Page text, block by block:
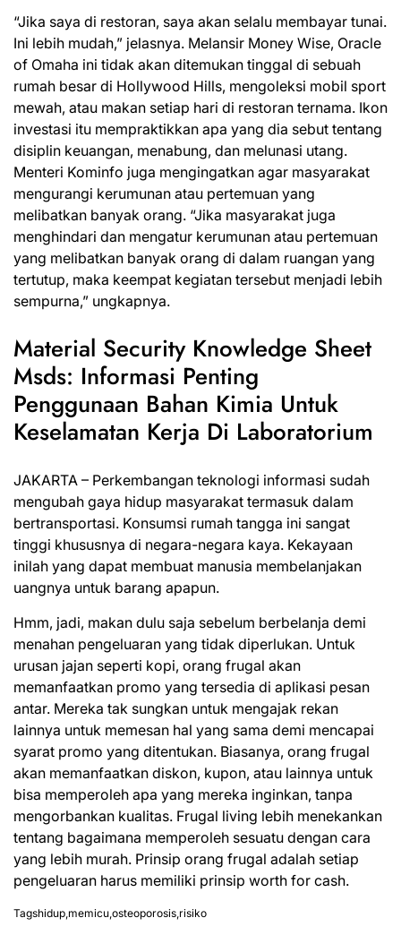
“Jika saya di restoran, saya akan selalu membayar tunai.
Ini lebih mudah,” jelasnya. Melansir Money Wise, Oracle
of Omaha ini tidak akan ditemukan tinggal di sebuah
rumah besar di Hollywood Hills, mengoleksi mobil sport
mewah, atau makan setiap hari di restoran ternama. Ikon
investasi itu mempraktikkan apa yang dia sebut tentang
disiplin keuangan, menabung, dan melunasi utang.
Menteri Kominfo juga mengingatkan agar masyarakat
mengurangi kerumunan atau pertemuan yang
melibatkan banyak orang. “Jika masyarakat juga
menghindari dan mengatur kerumunan atau pertemuan
yang melibatkan banyak orang di dalam ruangan yang
tertutup, maka keempat kegiatan tersebut menjadi lebih
sempurna,” ungkapnya.
Material Security Knowledge Sheet
Msds: Informasi Penting
Penggunaan Bahan Kimia Untuk
Keselamatan Kerja Di Laboratorium
JAKARTA – Perkembangan teknologi informasi sudah
mengubah gaya hidup masyarakat termasuk dalam
bertransportasi. Konsumsi rumah tangga ini sangat
tinggi khususnya di negara-negara kaya. Kekayaan
inilah yang dapat membuat manusia membelanjakan
uangnya untuk barang apapun.
Hmm, jadi, makan dulu saja sebelum berbelanja demi
menahan pengeluaran yang tidak diperlukan. Untuk
urusan jajan seperti kopi, orang frugal akan
memanfaatkan promo yang tersedia di aplikasi pesan
antar. Mereka tak sungkan untuk mengajak rekan
lainnya untuk memesan hal yang sama demi mencapai
syarat promo yang ditentukan. Biasanya, orang frugal
akan memanfaatkan diskon, kupon, atau lainnya untuk
bisa memperoleh apa yang mereka inginkan, tanpa
mengorbankan kualitas. Frugal living lebih menekankan
tentang bagaimana memperoleh sesuatu dengan cara
yang lebih murah. Prinsip orang frugal adalah setiap
pengeluaran harus memiliki prinsip worth for cash.
Tagshidup,memicu,osteoporosis,risiko